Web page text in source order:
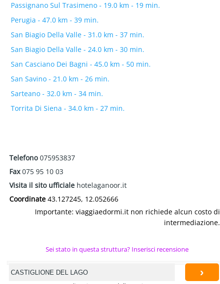
Passignano Sul Trasimeno - 19.0 km - 19 min.
Perugia - 47.0 km - 39 min.
San Biagio Della Valle - 31.0 km - 37 min.
San Biagio Della Valle - 24.0 km - 30 min.
San Casciano Dei Bagni - 45.0 km - 50 min.
San Savino - 21.0 km - 26 min.
Sarteano - 32.0 km - 34 min.
Torrita Di Siena - 34.0 km - 27 min.
Telefono075953837
Fax075 95 10 03
Visita il sito ufficiale hotelaganoor.it
Coordinate 43.127245, 12.052666
Importante: viaggiaedormi.it non richiede alcun costo di
intermediazione.
Sei stato in questa struttura? Inserisci recensione
›